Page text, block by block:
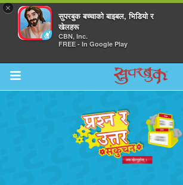
×
सुपरबुक बच्चाको बाइबल, भिडियो र
खेलहरू
CBN, Inc.
FREE - In Google Play
Return to Content